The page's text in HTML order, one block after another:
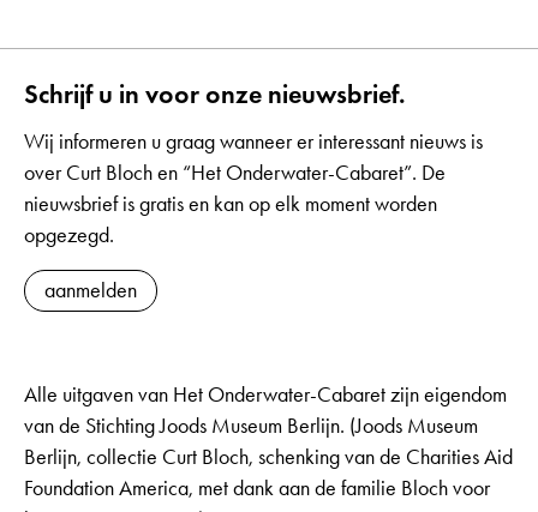
Schrijf u in voor onze nieuwsbrief.
Wij informeren u graag wanneer er interessant nieuws is
over Curt Bloch en “Het Onderwater-Cabaret”. De
nieuwsbrief is gratis en kan op elk moment worden
opgezegd.
aanmelden
Alle uitgaven van Het Onderwater-Cabaret zijn eigendom
van de Stichting Joods Museum Berlijn. (Joods Museum
Berlijn, collectie Curt Bloch, schenking van de Charities Aid
Foundation America, met dank aan de familie Bloch voor